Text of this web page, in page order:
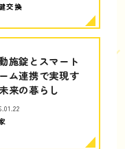
交換
施錠とスマート
ム連携で実現す
来の暮らし